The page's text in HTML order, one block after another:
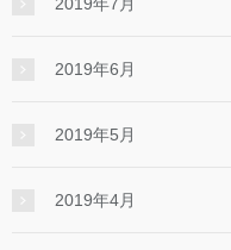
2019年7月
2019年6月
2019年5月
2019年4月